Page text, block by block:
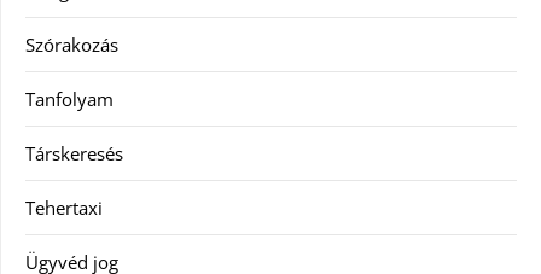
Szórakozás
Tanfolyam
Társkeresés
Tehertaxi
Ügyvéd jog